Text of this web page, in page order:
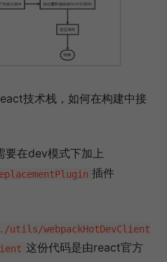
技术栈，如何在构建中接
要在dev模式下加上
插件
webpackHotDevClient
这份代码是由react官方